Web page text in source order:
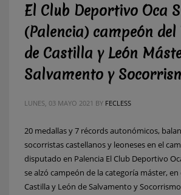
El Club Deportivo Oca
(Palencia) campeón del
de Castilla y León
Salvamento y
LUNES, 03 MAYO 2021 BY FECLESS
20 medallas y 7 récords autonómicos,
socorristas castellanos y leoneses en el
disputado en Palencia El Club Deportivo
se alzó campeón de la categoría máster, en
Castilla y León de Salvamento y